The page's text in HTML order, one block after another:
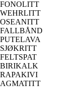
FONOLITT
WEHRLITT
OSEANITT
FALLBÅND
PUTELAVA
SJØKRITT
FELTSPAT
BIRIKALK
RAPAKIVI
AGMATITT